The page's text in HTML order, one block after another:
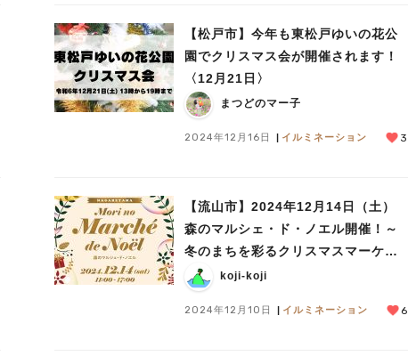
【松戸市】今年も東松戸ゆいの花公
園でクリスマス会が開催されます！
〈12月21日〉
まつどのマー子
2024年12月16日 イルミネーション 3
【流山市】2024年12月14日（土）
森のマルシェ・ド・ノエル開催！～
冬のまちを彩るクリスマスマーケッ
ト～
koji-koji
2024年12月10日 イルミネーション 6